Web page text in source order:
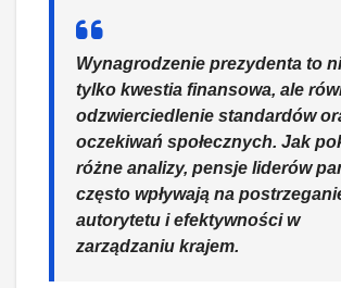
Wynagrodzenie prezydenta to
tylko kwestia finansowa, ale
odzwierciedlenie standardów
oczekiwań społecznych. Jak
różne analizy, pensje liderów
często wpływają na
autorytetu i efektywności w
zarządzaniu krajem.